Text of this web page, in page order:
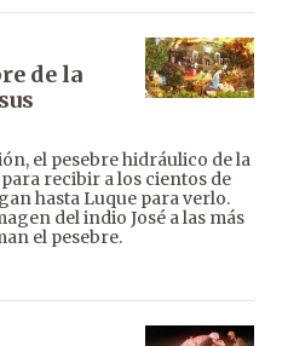
de la
el pesebre hidráulico de la
recibir a los cientos de
hasta Luque para verlo.
del indio José a las más
el pesebre.